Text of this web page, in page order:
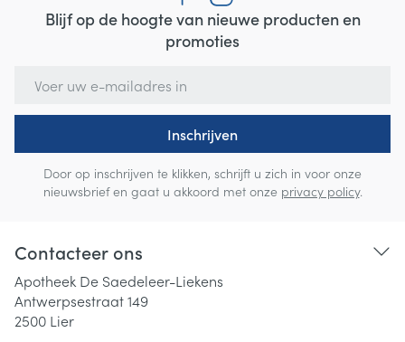
Blijf op de hoogte van nieuwe producten en
promoties
Inschrijven
Door op inschrijven te klikken, schrijft u zich in voor onze
nieuwsbrief en gaat u akkoord met onze privacy policy.
Contacteer ons
Apotheek De Saedeleer-Liekens
Antwerpsestraat 149
2500 Lier